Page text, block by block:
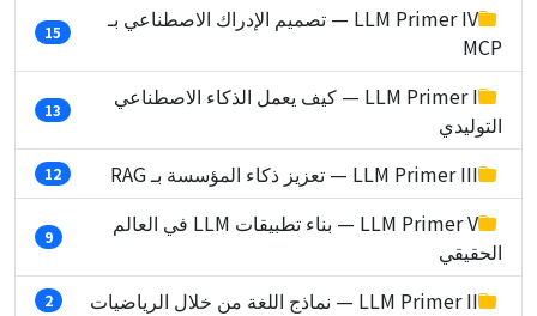
LLM Primer IV — تصميم الإدراك الاصطناعي بـ
MCP
15
LLM Primer I — كيف يعمل الذكاء الاصطناعي
التوليدي
13
LLM Primer III — تعزيز ذكاء المؤسسة بـ RAG 12
LLM Primer V — بناء تطبيقات LLM في العالم
الحقيقي
9
LLM Primer II — نماذج اللغة من خلال الرياضيات 2